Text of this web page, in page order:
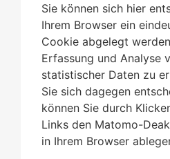
Sie können sich hier
Ihrem Browser ein
Cookie abgelegt
Erfassung und Analyse
statistischer Daten zu
Sie sich dagegen
können Sie durch
Links den Matomo-
in Ihrem Browser